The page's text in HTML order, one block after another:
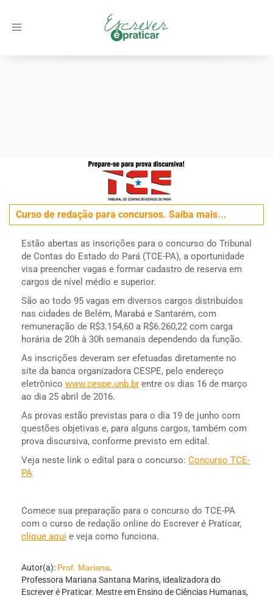
Toggle
Curso de redação para concursos. Saiba mais...
Estão abertas as inscrições para o concurso do Tribunal
de Contas do Estado do Pará (TCE-PA), a oportunidade
visa preencher vagas e formar cadastro de reserva em
cargos de nível médio e superior.
São ao todo 95 vagas em diversos cargos distribuídos
nas cidades de Belém, Marabá e Santarém, com
remuneração de R$3.154,60 a R$6.260,22 com carga
horária de 20h à 30h semanais dependendo da função.
As inscrições deveram ser efetuadas diretamente no
site da banca organizadora CESPE, pelo endereço
eletrônico www.cespe.unb.br entre os dias 16 de março
ao dia 25 abril de 2016.
As provas estão previstas para o dia 19 de junho com
questões objetivas e, para alguns cargos, também com
prova discursiva, conforme previsto em edital.
Veja neste link o edital para o concurso: Concurso TCE-
PA
Comece sua preparação para o concurso do TCE-PA
com o curso de redação online do Escrever é Praticar,
clique aqui e veja como funciona.
Autor(a): Prof. Mariana.
Professora Mariana Santana Marins, idealizadora do
Escrever é Praticar. Mestre em Ensino de Ciências Humanas,